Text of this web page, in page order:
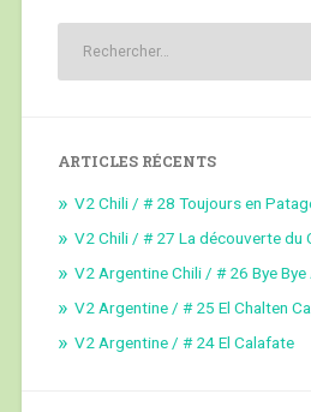
ARTICLES RÉCENTS
V2 Chili / # 28 Toujours en
V2 Chili / # 27 La découverte du
V2 Argentine Chili / # 26 Bye
V2 Argentine / # 25 El Chalten
V2 Argentine / # 24 El Calafate